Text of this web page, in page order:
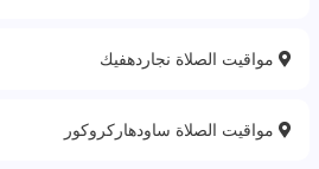
مواقيت الصلاة نجاردهفيك
مواقيت الصلاة ساودهاركروكور